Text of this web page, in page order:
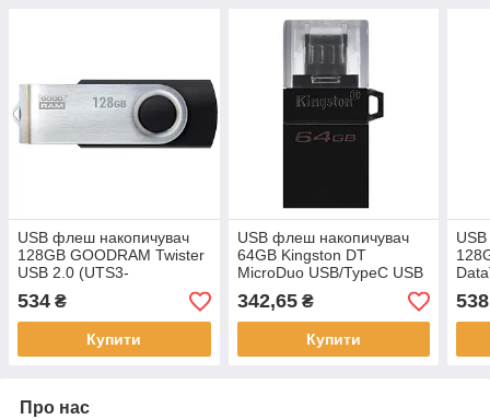
USB флеш накопичувач
128GB GOODRAM Twister
USB 2.0 (UTS3-
1280K0R11)
534 ₴
Купити
USB флеш накопичувач
64GB Kingston DT
MicroDuo USB/TypeC USB
3.0 (DTDUO3G2/64GB)
342,65₴
Купити
Про нас